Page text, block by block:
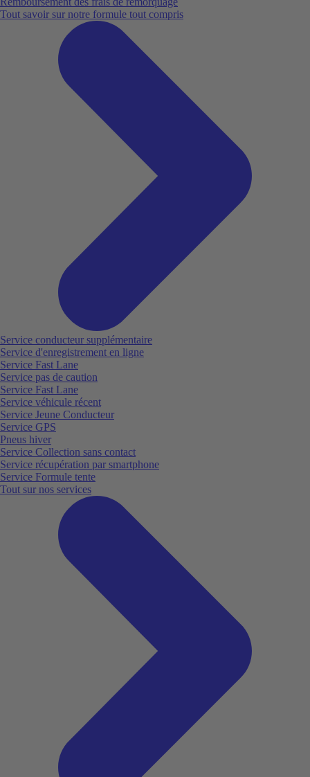
Tout savoir sur notre formule tout compris
Service conducteur supplémentaire
Service d'enregistrement en ligne
Service Fast Lane
Service pas de caution
Service Fast Lane
Service véhicule récent
Service Jeune Conducteur
Service GPS
Pneus hiver
Service Collection sans contact
Service récupération par smartphone
Service Formule tente
Tout sur nos services